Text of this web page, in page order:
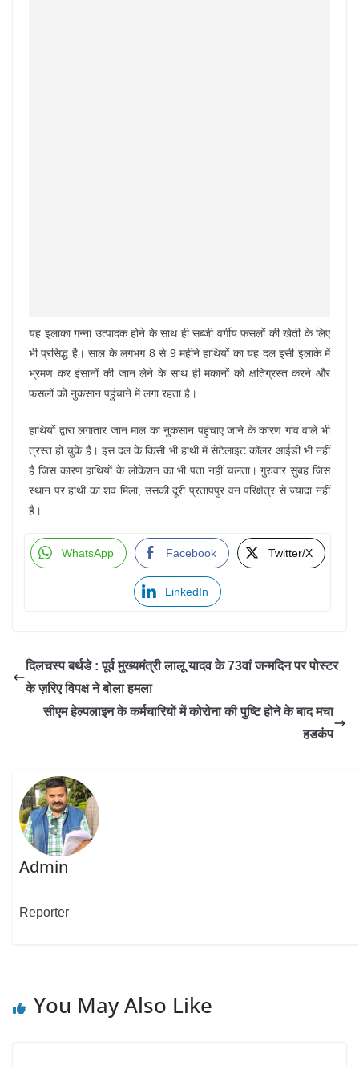
यह इलाका गन्ना उत्पादक होने के साथ ही सब्जी वर्गीय फसलों की खेती के लिए
भी प्रसिद्ध है। साल के लगभग 8 से 9 महीने हाथियों का यह दल इसी इलाके में
भ्रमण कर इंसानों की जान लेने के साथ ही मकानों को क्षतिग्रस्त करने और
फसलों को नुकसान पहुंचाने में लगा रहता है।
हाथियों द्वारा लगातार जान माल का नुकसान पहुंचाए जाने के कारण गांव वाले भी
त्रस्त हो चुके हैं। इस दल के किसी भी हाथी में सेटेलाइट कॉलर आईडी भी नहीं
है जिस कारण हाथियों के लोकेशन का भी पता नहीं चलता। गुरुवार सुबह जिस
स्थान पर हाथी का शव मिला, उसकी दूरी प्रतापपुर वन परिक्षेत्र से ज्यादा नहीं
है।
WhatsApp Facebook Twitter/X
LinkedIn
दिलचस्प बर्थडे : पूर्व मुख्यमंत्री लालू यादव के 73वां जन्‍मदिन पर पोस्टर
के ज़रिए विपक्ष ने बोला हमला
सीएम हेल्पलाइन के कर्मचारियों में कोरोना की पुष्टि होने के बाद मचा
हडकंप
Admin
Reporter
You May Also Like